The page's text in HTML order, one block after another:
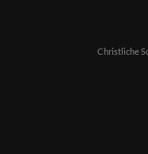
Christliche